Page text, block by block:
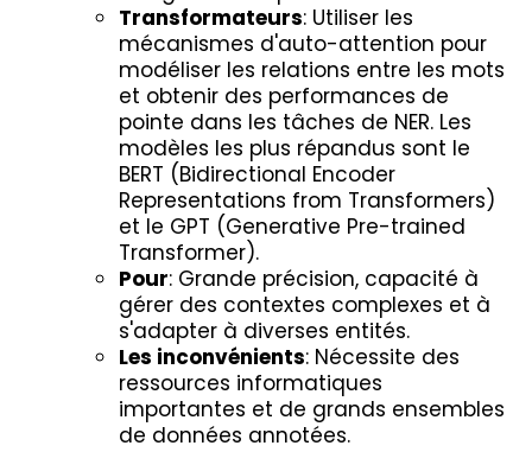
Transformateurs: Utiliser les
mécanismes d'auto-attention pour
modéliser les relations entre les mots
et obtenir des performances de
pointe dans les tâches de NER. Les
modèles les plus répandus sont le
BERT (Bidirectional Encoder
Representations from Transformers)
et le GPT (Generative Pre-trained
Transformer).
Pour: Grande précision, capacité à
gérer des contextes complexes et à
s'adapter à diverses entités.
Les inconvénients: Nécessite des
ressources informatiques
importantes et de grands ensembles
de données annotées.